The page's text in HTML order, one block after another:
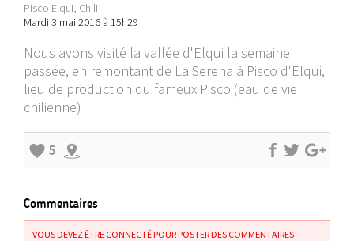
Pisco Elqui, Chili
Mardi 3 mai 2016 à 15h29
Nous avons visité la vallée d'Elqui la semaine
passée, en remontant de La Serena à Pisco d'Elqui,
lieu de production du fameux Pisco (eau de vie
chilienne)
5
Commentaires
VOUS DEVEZ ÊTRE CONNECTÉ POUR POSTER DES COMMENTAIRES